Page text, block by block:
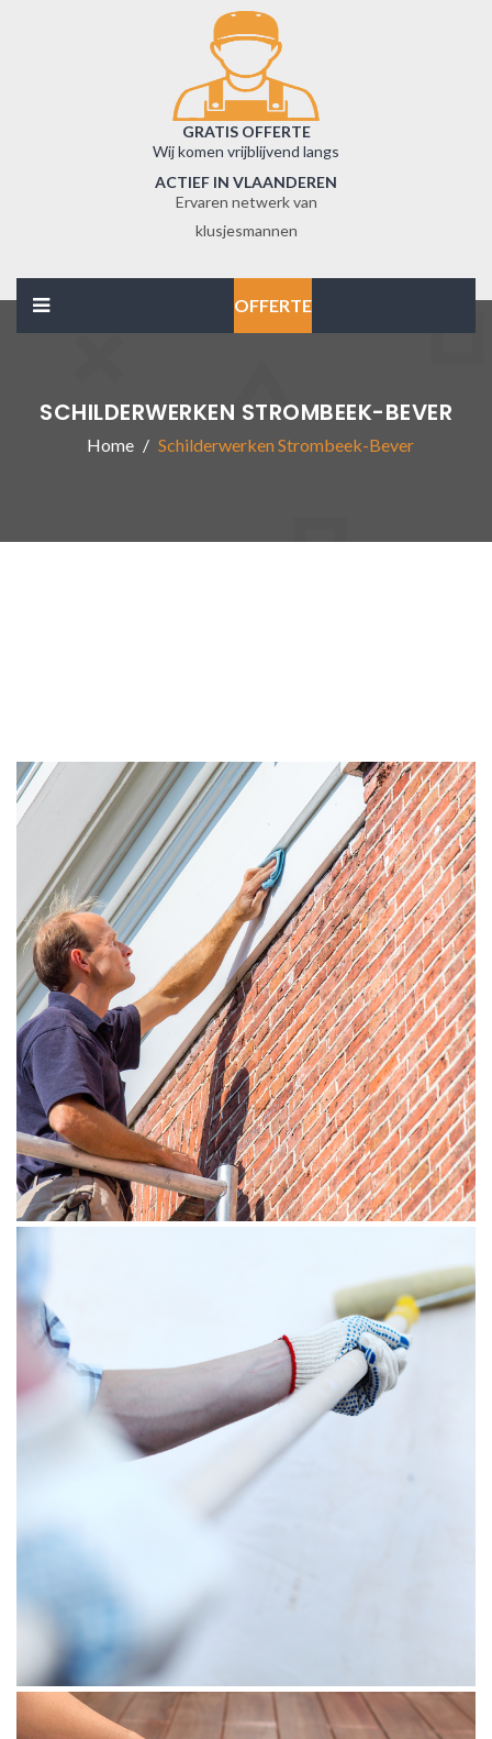
GRATIS OFFERTE
Wij komen vrijblijvend langs
ACTIEF IN VLAANDEREN
Ervaren netwerk van
klusjesmannen
OFFERTE
SCHILDERWERKEN STROMBEEK-BEVER
Home Schilderwerken Strombeek-Bever